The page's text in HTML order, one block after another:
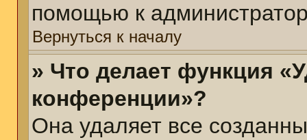
помощью к
Вернуться к началу
» Что делает функция
конференции»?
Она удаляет все